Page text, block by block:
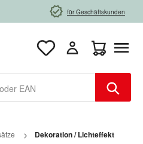
für Geschäftskunden
Dekoration / Lichteffekt